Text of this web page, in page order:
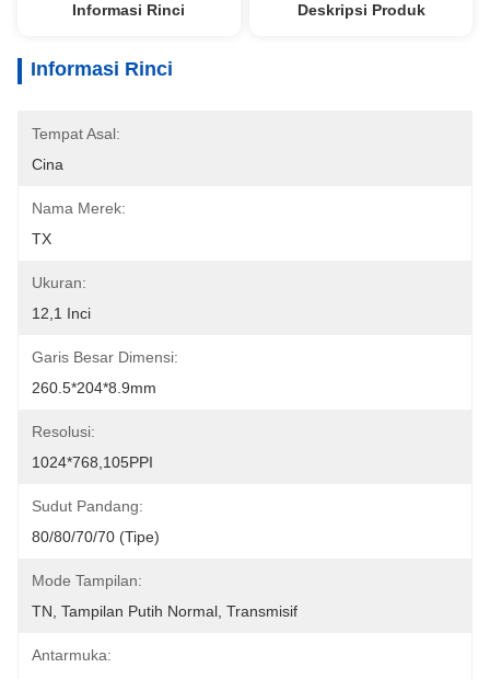
Informasi Rinci Deskripsi Produk
Informasi Rinci
Tempat Asal:
Cina
Nama Merek:
TX
Ukuran:
12,1 Inci
Garis Besar Dimensi:
260.5*204*8.9mm
Resolusi:
1024*768,105PPI
Sudut Pandang:
80/80/70/70 (tipe)
Mode Tampilan:
TN, Tampilan Putih Normal, Transmisif
Antarmuka: